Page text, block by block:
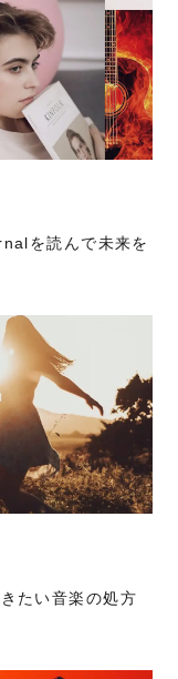
を読んで未来を
たい音楽の処方